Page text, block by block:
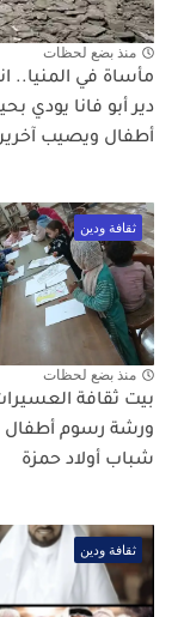
منذ بضع لحظات
مأساة في المنيا..
أطفال ويصيب
ثقافة ودين
منذ بضع لحظات
بيت ثقافة
ورشة رسوم أطفال
شباب أولاد حمزة
ثقافة ودين